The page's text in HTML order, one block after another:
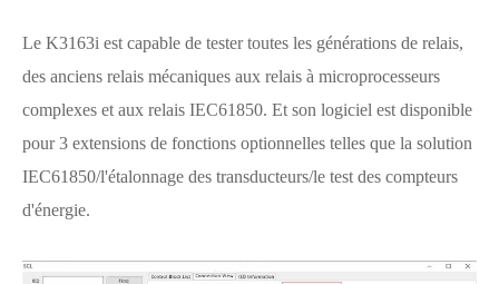
Le K3163i est capable de tester toutes les générations de relais,
des anciens relais mécaniques aux relais à microprocesseurs
complexes et aux relais IEC61850. Et son logiciel est disponible
pour 3 extensions de fonctions optionnelles telles que la solution
IEC61850/l'étalonnage des transducteurs/le test des compteurs
d'énergie.